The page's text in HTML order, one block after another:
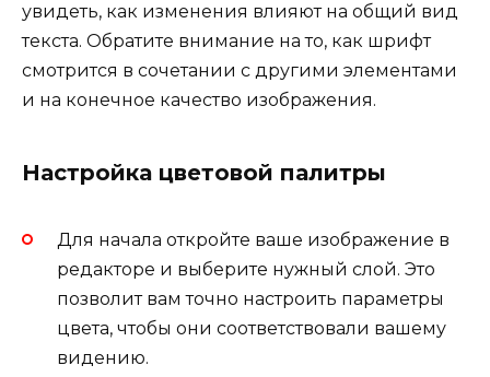
увидеть, как изменения влияют на общий вид
текста. Обратите внимание на то, как шрифт
смотрится в сочетании с другими элементами
и на конечное качество изображения.
Настройка цветовой палитры
Для начала откройте ваше изображение в
редакторе и выберите нужный слой. Это
позволит вам точно настроить параметры
цвета, чтобы они соответствовали вашему
видению.